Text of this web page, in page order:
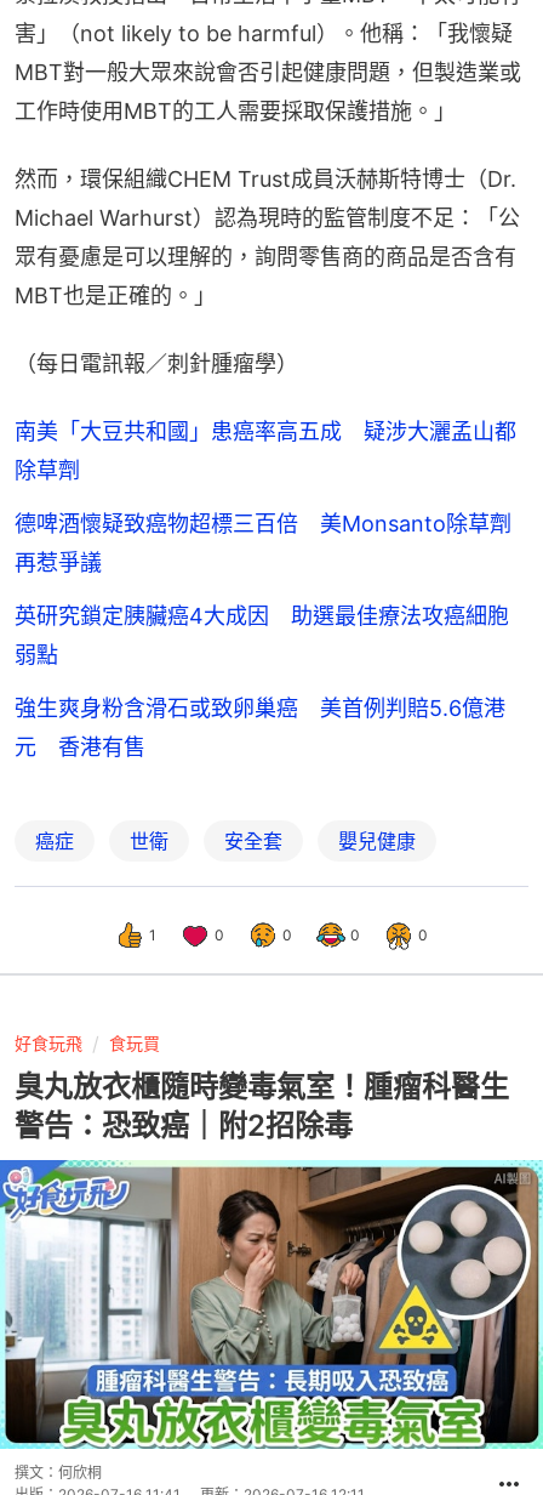
害」（not likely to be harmful）。他稱：「我懷疑
MBT對一般大眾來說會否引起健康問題，但製造業或
工作時使用MBT的工人需要採取保護措施。」
然而，環保組織CHEM Trust成員沃赫斯特博士（Dr.
Michael Warhurst）認為現時的監管制度不足：「公
眾有憂慮是可以理解的，詢問零售商的商品是否含有
MBT也是正確的。」
（每日電訊報／刺針腫瘤學）
南美「大豆共和國」患癌率高五成 疑涉大灑孟山都
除草劑
德啤酒懷疑致癌物超標三百倍 美Monsanto除草劑
再惹爭議
英研究鎖定胰臟癌4大成因 助選最佳療法攻癌細胞
弱點
強生爽身粉含滑石或致卵巢癌 美首例判賠5.6億港
元 香港有售
癌症 世衛 安全套 嬰兒健康
1 0 0 0 0
好食玩飛 食玩買
臭丸放衣櫃隨時變毒氣室！腫瘤科醫生
警告：恐致癌｜附2招除毒
撰文： 何欣桐